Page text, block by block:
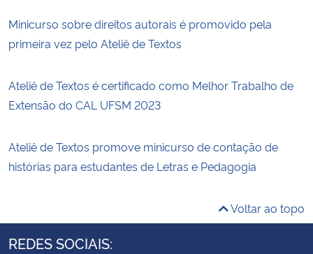
Minicurso sobre direitos autorais é promovido pela
primeira vez pelo Ateliê de Textos
Ateliê de Textos é certificado como Melhor Trabalho de
Extensão do CAL UFSM 2023
Ateliê de Textos promove minicurso de contação de
histórias para estudantes de Letras e Pedagogia
Voltar ao topo
REDES SOCIAIS: